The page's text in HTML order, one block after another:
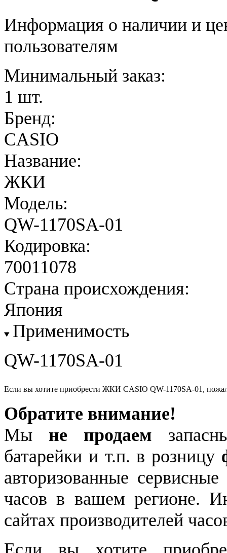
Информация о наличии и
пользователям
Минимальный заказ:
1 шт.
Бренд:
CASIO
Название:
ЖКИ
Модель:
QW-1170SA-01
Кодировка:
70011078
Страна происхождения:
Япония
Применимость
QW-1170SA-01
Если вы хотите приобрести ЖКИ CASIO QW-1170SA-01,
Обратите внимание!
Мы не продаем
батарейки и т.п. в розницу
авторизованные
часов в вашем регионе.
сайтах производителей